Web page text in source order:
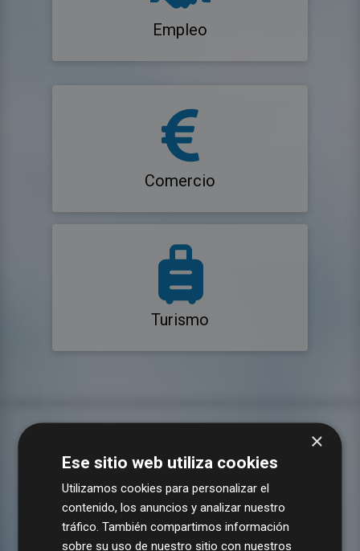
Empleo
Comercio
Turismo
×
Ese sitio web utiliza cookies
Utilizamos cookies para personalizar el
contenido, los anuncios y analizar nuestro
tráfico. También compartimos información
sobre su uso de nuestro sitio con nuestros